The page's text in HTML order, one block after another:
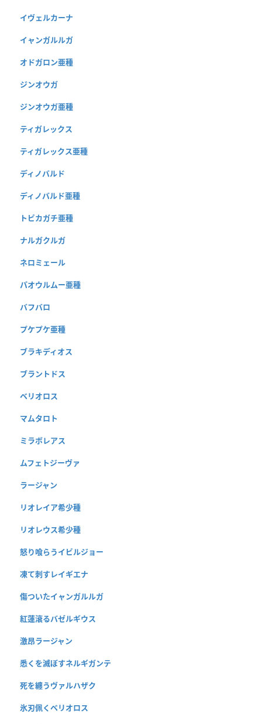
イヴェルカーナ
イャンガルルガ
オドガロン亜種
ジンオウガ
ジンオウガ亜種
ティガレックス
ティガレックス亜種
ディノバルド
ディノバルド亜種
トビカガチ亜種
ナルガクルガ
ネロミェール
パオウルムー亜種
バフバロ
プケプケ亜種
ブラキディオス
ブラントドス
ベリオロス
マムタロト
ミラボレアス
ムフェトジーヴァ
ラージャン
リオレイア希少種
リオレウス希少種
怒り喰らうイビルジョー
凍て刺すレイギエナ
傷ついたイャンガルルガ
紅蓮滾るバゼルギウス
激昂ラージャン
悉くを滅ぼすネルギガンテ
死を纏うヴァルハザク
氷刃佩くベリオロス